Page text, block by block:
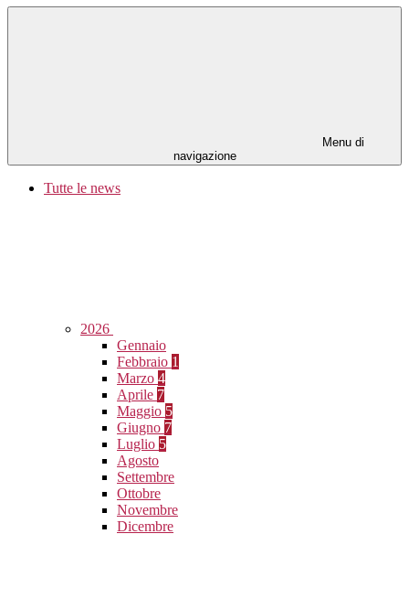
Menu di
navigazione
Tutte le news
2026
Gennaio
Febbraio 1
Marzo 4
Aprile 7
Maggio 5
Giugno 7
Luglio 5
Agosto
Settembre
Ottobre
Novembre
Dicembre